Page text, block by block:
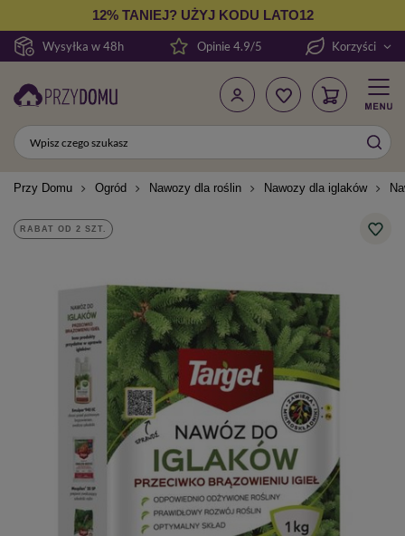
Wysyłka w 48h
12% TANIEJ? UŻYJ KODU LATO12
Opinie 4.9/5 Korzyści
Przy Domu Ogród Nawozy dla roślin Nawozy dla iglaków
RABAT OD 2 SZT.